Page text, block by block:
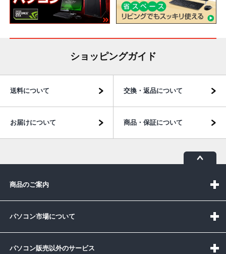
ショッピングガイド
送料について 交換・返品について
お届けについて 商品・保証について
商品のご案内
パソコン市場について
パソコン販売以外のサービス